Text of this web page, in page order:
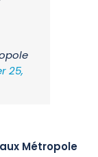
25,
Métropole